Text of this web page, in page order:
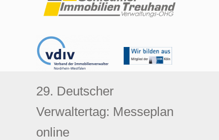
29. Deutscher
Verwaltertag: Messeplan
online